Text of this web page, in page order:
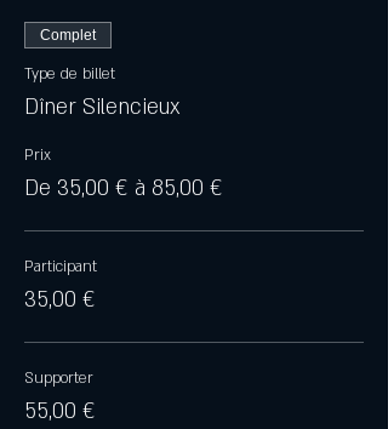
Complet
Type de billet
Dîner Silencieux
Prix
De 35,00 € à 85,00 €
Participant
35,00 €
Supporter
55,00 €